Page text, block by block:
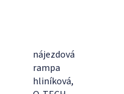
nájezdová
rampa
hliníková,